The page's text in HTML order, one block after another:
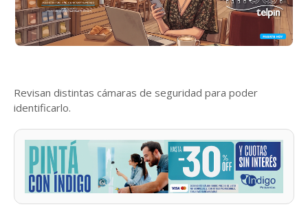
Revisan distintas cámaras de seguridad para poder
identificarlo.